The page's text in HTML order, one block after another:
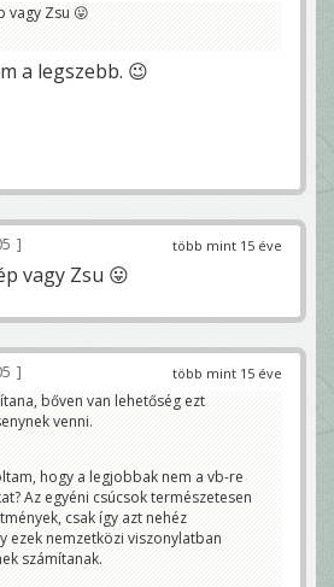
vagy Zsu 😛
a legszebb. 😉
több mint 15 éve
vagy Zsu 😛
több mint 15 éve
bőven van lehetőség ezt
venni.
hogy a legjobbak nem a vb-re
Az egyéni csúcsok természetesen
csak így azt nehéz
ezek nemzetközi viszonylatban
számítanak.